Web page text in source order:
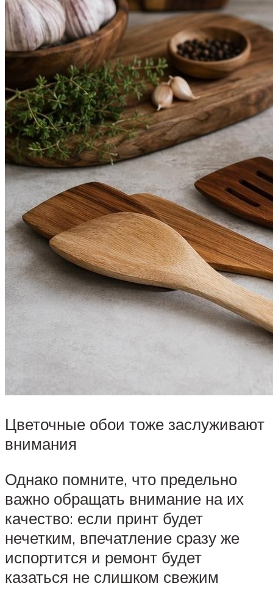
Цветочные обои тоже заслуживают
внимания
Однако помните, что предельно
важно обращать внимание на их
качество: если принт будет
нечетким, впечатление сразу же
испортится и ремонт будет
казаться не слишком свежим